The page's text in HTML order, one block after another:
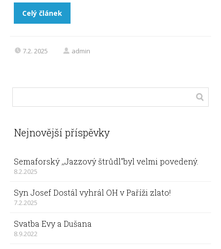
Celý článek
7.2. 2025 admin
Nejnovější příspěvky
Semaforský ,,Jazzový štrůdl"byl velmi povedený.
8.2.2025
Syn Josef Dostál vyhrál OH v Paříži zlato!
7.2.2025
Svatba Evy a Dušana
8.9.2022